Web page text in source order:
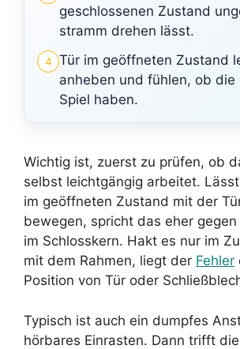
geschlossenen Zustand
stramm drehen lässt.
4
Tür im geöffneten Zustand
anheben und fühlen, ob die
Spiel haben.
Wichtig ist, zuerst zu prüfen, ob
selbst leichtgängig arbeitet.
im geöffneten Zustand mit der
bewegen, spricht das eher
im Schlosskern. Hakt es nur im
mit dem Rahmen, liegt der Fehler
Position von Tür oder
Typisch ist auch ein dumpfes
hörbares Einrasten. Dann trifft